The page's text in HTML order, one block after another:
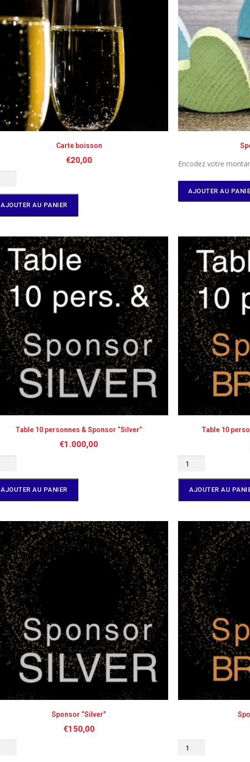
Carte boisson
€20,00
AJOUTER AU PANIER
Encodez votre
AJOUTER AU
Table 10 personnes & Sponsor “Silver”
€1.000,00
AJOUTER AU PANIER
Table 10
AJOUTER AU
Sponsor “Silver”
€150,00